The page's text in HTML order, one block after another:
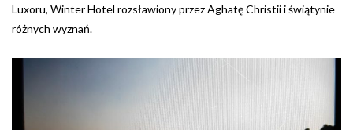
Luxoru, Winter Hotel rozsławiony przez Aghatę Christii i świątynie
różnych wyznań.